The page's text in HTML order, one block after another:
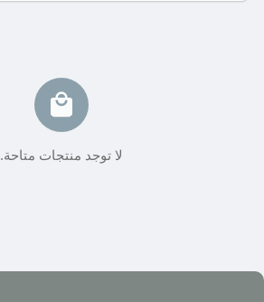
لا توجد منتجات متاحة.